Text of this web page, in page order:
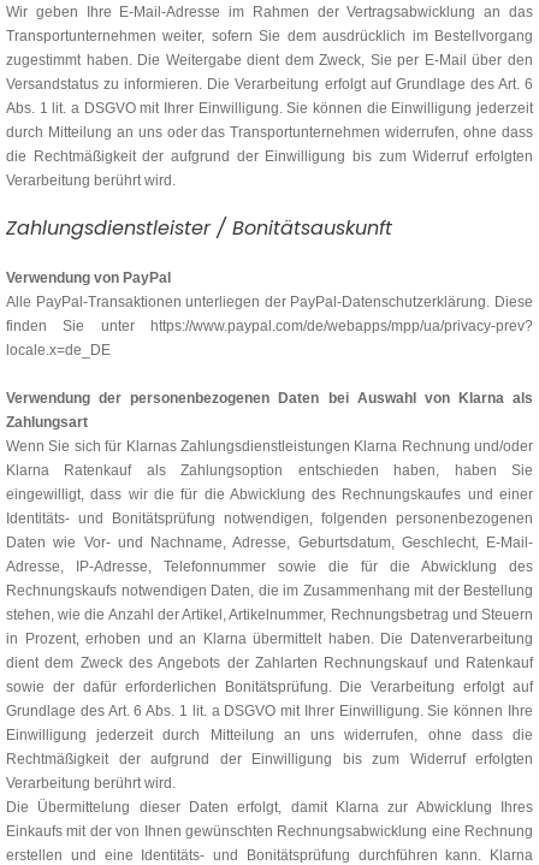
Wir geben Ihre E-Mail-Adresse im Rahmen der Vertragsabwicklung an das
Transportunternehmen weiter, sofern Sie dem ausdrücklich im Bestellvorgang
zugestimmt haben. Die Weitergabe dient dem Zweck, Sie per E-Mail über den
Versandstatus zu informieren. Die Verarbeitung erfolgt auf Grundlage des Art. 6
Abs. 1 lit. a DSGVO mit Ihrer Einwilligung. Sie können die Einwilligung jederzeit
durch Mitteilung an uns oder das Transportunternehmen widerrufen, ohne dass
die Rechtmäßigkeit der aufgrund der Einwilligung bis zum Widerruf erfolgten
Verarbeitung berührt wird.
Zahlungsdienstleister / Bonitätsauskunft
Verwendung von PayPal
Alle PayPal-Transaktionen unterliegen der PayPal-Datenschutzerklärung. Diese
finden Sie unter https://www.paypal.com/de/webapps/mpp/ua/privacy-prev?
locale.x=de_DE
Verwendung der personenbezogenen Daten bei Auswahl von Klarna als
Zahlungsart
Wenn Sie sich für Klarnas Zahlungsdienstleistungen Klarna Rechnung und/oder
Klarna Ratenkauf als Zahlungsoption entschieden haben, haben Sie
eingewilligt, dass wir die für die Abwicklung des Rechnungskaufes und einer
Identitäts- und Bonitätsprüfung notwendigen, folgenden personenbezogenen
Daten wie Vor- und Nachname, Adresse, Geburtsdatum, Geschlecht, E-Mail-
Adresse, IP-Adresse, Telefonnummer sowie die für die Abwicklung des
Rechnungskaufs notwendigen Daten, die im Zusammenhang mit der Bestellung
stehen, wie die Anzahl der Artikel, Artikelnummer, Rechnungsbetrag und Steuern
in Prozent, erhoben und an Klarna übermittelt haben. Die Datenverarbeitung
dient dem Zweck des Angebots der Zahlarten Rechnungskauf und Ratenkauf
sowie der dafür erforderlichen Bonitätsprüfung. Die Verarbeitung erfolgt auf
Grundlage des Art. 6 Abs. 1 lit. a DSGVO mit Ihrer Einwilligung. Sie können Ihre
Einwilligung jederzeit durch Mitteilung an uns widerrufen, ohne dass die
Rechtmäßigkeit der aufgrund der Einwilligung bis zum Widerruf erfolgten
Verarbeitung berührt wird.
Die Übermittelung dieser Daten erfolgt, damit Klarna zur Abwicklung Ihres
Einkaufs mit der von Ihnen gewünschten Rechnungsabwicklung eine Rechnung
erstellen und eine Identitäts- und Bonitätsprüfung durchführen kann. Klarna